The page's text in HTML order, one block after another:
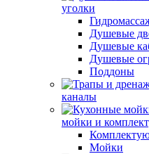
уголки
Душевые
Душевые
Душевые
Поддоны
каналы
мойки и
Мойки